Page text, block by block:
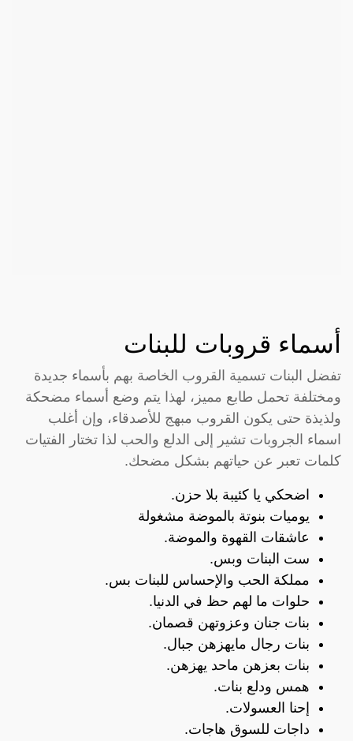
أسماء قروبات للبنات
تفضل البنات تسمية القروب الخاصة بهم بأسماء جديدة
ومختلفة تحمل طابع مميز، لهذا يتم وضع أسماء مضحكة
ولذيذة حتى يكون القروب مبهج للأصدقاء، وإن أغلب
اسماء الجروبات تشير إلى الدلع والحب لذا تختار الفتيات
كلمات تعبر عن حياتهم بشكل مضحك.
اضحكي يا كئيبة بلا حزن.
يوميات بنوتة بالموضة مشغولة
عاشقات القهوة والموضة.
ست البنات وبس.
مملكة الحب والإحساس للبنات بس.
حلوات ما لهم حظ في الدنيا.
بنات جنان وعزوتهن قصمان.
بنات رجال مايهزهن جبال.
بنات بعزهن ماحد يهزهن.
همس ودلع بنات.
إحنا العسولات.
داجات للسوق هاجات.